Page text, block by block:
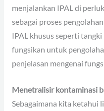
menjalankan IPAL di
sebagai proses
IPAL khusus seperti
fungsikan untuk
penjelasan mengenai
Menetralisir kontaminasi
Sebagaimana kita ketahui